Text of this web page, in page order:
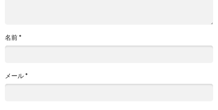
名前*
メール*